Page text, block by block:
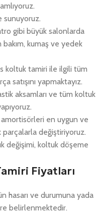
sunuyoruz.
gibi büyük salonlarda
kumaş ve yedek
koltuk tamiri ile ilgili tüm
satışını yapmaktayız.
aksamları ve tüm koltuk
en uygun ve
değiştiriyoruz.
değişimi, koltuk döşeme
Fiyatları
hasarı ve durumuna yada
belirlenmektedir.